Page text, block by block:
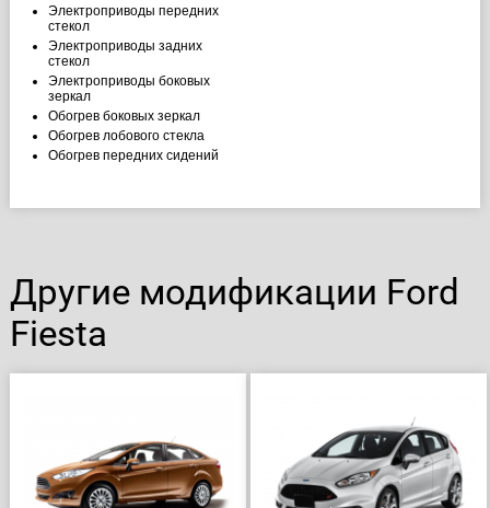
Электроприводы передних
стекол
Электроприводы задних
стекол
Электроприводы боковых
зеркал
Обогрев боковых зеркал
Обогрев лобового стекла
Обогрев передних сидений
Другие модификации Ford
Fiesta